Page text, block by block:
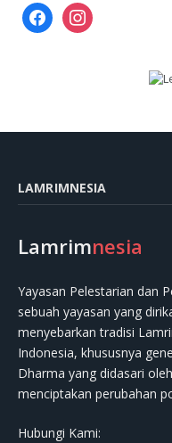
facebookinstagram
LAMRIMNESIA
Lamrimnesia
Yayasan Pelestarian dan
sebuah yayasan yang
menyebarkan tradisi
Indonesia, khususnya
Dharma yang didasari
menciptakan perubahan
Hubungi Kami: